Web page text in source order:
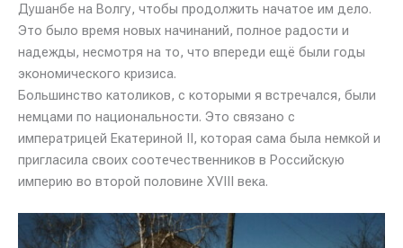
Душанбе на Волгу, чтобы продолжить начатое им дело.
Это было время новых начинаний, полное радости и
надежды, несмотря на то, что впереди ещё были годы
экономического кризиса.
Большинство католиков, с которыми я встречался, были
немцами по национальности. Это связано с
императрицей Екатериной II, которая сама была немкой и
пригласила своих соотечественников в Российскую
империю во второй половине XVIII века.